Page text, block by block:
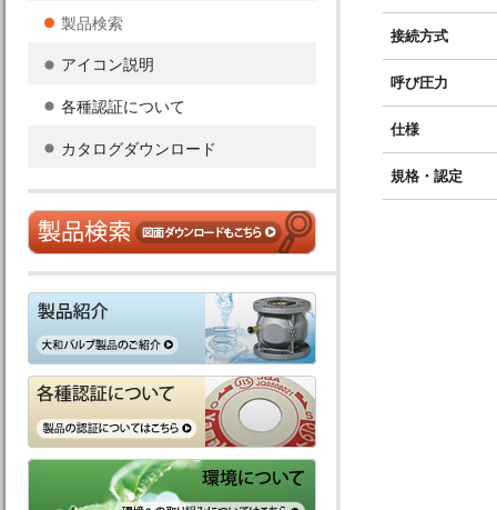
接続方式
呼び圧力
仕様
規格・認定
製品検索
アイコン説明
各種認証について
カタログダウンロード
製品検索
製品紹介
各種認証について
環境について